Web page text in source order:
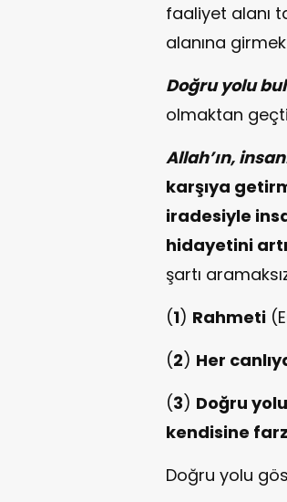
faaliyet alanı
alanına
Doğru yolu
olmaktan
Allah’ın,
karşıya
iradesiyle
hidayetini
şartı
(1) Rahmeti
(2) Her
(3) Doğru
kendisine farz
Doğru yolu